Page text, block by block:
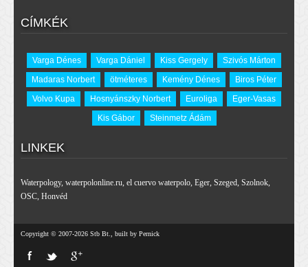
CÍMKÉK
Varga Dénes Varga Dániel Kiss Gergely
Szivós Márton
Madaras Norbert
ötméteres Kemény Dénes
Biros Péter
Volvo Kupa
Hosnyánszky Norbert Euroliga
Eger-Vasas
Kis Gábor
Steinmetz Ádám
LINKEK
Waterpology, waterpolonline.ru, el cuervo waterpolo, Eger, Szeged, Szolnok,
OSC, Honvéd
Copyright © 2007-2026 Stb Bt., built by Pernick